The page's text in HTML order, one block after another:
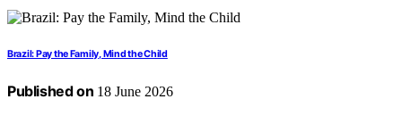
Brazil: Pay the Family, Mind the Child
Published on 18 June 2026